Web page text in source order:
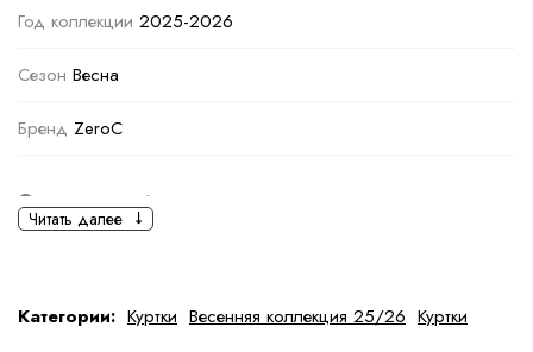
Год коллекции 2025-2026
Сезон Весна
Бренд ZeroC
Основная информация
Ткань Полиэстер
Читать далее
Категории: Куртки Весенняя коллекция 25/26 Куртки